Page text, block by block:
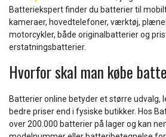
Batteriekspert finder du batterier til
kameraer, hovedtelefoner, værktøj,
motorcykler, både originalbatterier og
erstatningsbatterier.
Hvorfor skal man købe
Batterier online betyder et større udvalg,
bedre priser end i fysiske butikker. Hos
over 200.000 batterier på lager og kan